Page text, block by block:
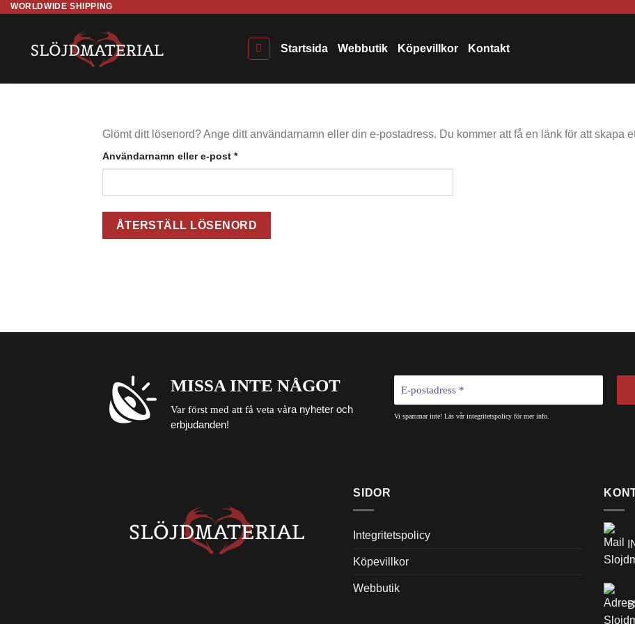
Skip
content
WORLDWIDE SHIPPING
Startsida Webbutik Köpevillkor Kontakt
Glömt ditt lösenord? Ange ditt användarnamn eller din e-postadress. Du kommer att få en länk för att skapa
Användarnamn eller e-post *Obligatoriskt
ÅTERSTÄLL LÖSENORD
MISSA INTE NÅGOT
Var först med att få veta våra nyheter och
erbjudanden!
Vi spammar inte! Läs vårintegritetspolicy för mer info.
SIDOR
Integritetspolicy
Köpevillkor
Webbutik